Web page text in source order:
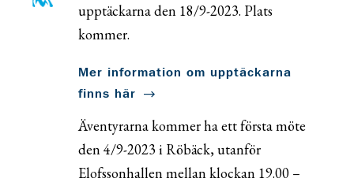
upptäckarna den 18/9-2023. Plats
kommer.
Mer information om upptäckarna
finns här
Äventyrarna kommer ha ett första möte
den 4/9-2023 i Röbäck, utanför
Elofssonhallen mellan klockan 19.00 –